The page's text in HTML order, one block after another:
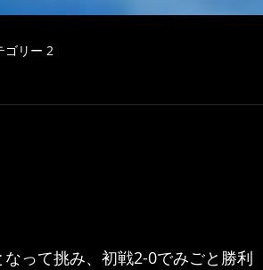
ゴリー 2
って挑み、初戦2-0でみごと勝利